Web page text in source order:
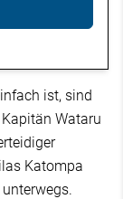
ist, sind
Wataru
Katompa